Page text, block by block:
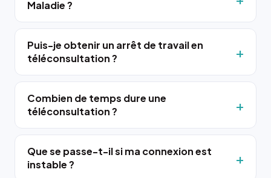
Maladie ?
Puis-je obtenir un arrêt de travail en
téléconsultation ?
Combien de temps dure une
téléconsultation ?
Que se passe-t-il si ma connexion est
instable ?